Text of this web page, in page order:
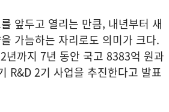
앞두고 열리는 만큼, 내년부터 새
가늠하는 자리로도 의미가 크다.
년까지 7년 동안 국고 8383억 원과
R&D 2기 사업을 추진한다고 발표